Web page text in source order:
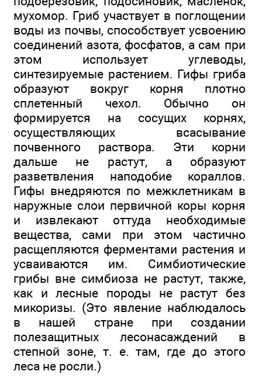
мухомор. Гриб участвует в поглощении
воды из почвы, способствует усвоению
соединений азота, фосфатов, а сам при
этом использует углеводы,
синтезируемые растением. Гифы гриба
образуют вокруг корня плотно
сплетенный чехол. Обычно он
формируется на сосущих корнях,
осуществляющих всасывание
почвенного раствора. Эти корни
дальше не растут, а образуют
разветвления наподобие кораллов.
Гифы внедряются по межклетникам в
наружные слои первичной коры корня
и извлекают оттуда необходимые
вещества, сами при этом частично
расщепляются ферментами растения и
усваиваются им. Симбиотические
грибы вне симбиоза не растут, также,
как и лесные породы не растут без
микоризы. (Это явление наблюдалось
в нашей стране при создании
полезащитных лесонасаждений в
степной зоне, т. е. там, где до этого
леса не росли.)